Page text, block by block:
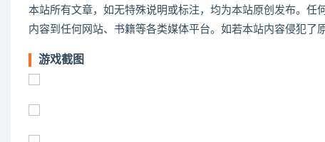
本站所有文章，如无特殊说明或标注，均为本站原创发布。
内容到任何网站、书籍等各类媒体平台。如若本站内容侵犯了
游戏截图